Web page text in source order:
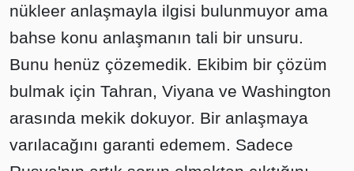
nükleer anlaşmayla ilgisi bulunmuyor ama
bahse konu anlaşmanın tali bir unsuru.
Bunu henüz çözemedik. Ekibim bir çözüm
bulmak için Tahran, Viyana ve Washington
arasında mekik dokuyor. Bir anlaşmaya
varılacağını garanti edemem. Sadece